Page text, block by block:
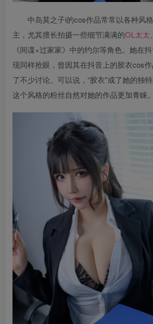
中岛莫之子i的cos作品常常以各种风
主，尤其擅长拍摄一些细节满满的OL太太
《间谍×过家家》中的约尔等角色。她在
现同样抢眼，曾因其在抖音上的胶衣cos
了不少讨论。可以说，“胶衣”成了她的独
这个风格的粉丝自然对她的作品更加青睐。